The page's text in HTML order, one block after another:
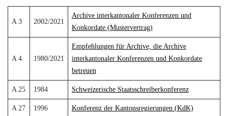
A 3 2002/2021
Archive interkantonaler Konferenzen und
Konkordate (Mustervertrag)
A 4 1980/2021
Empfehlungen für Archive, die Archive
interkantonaler Konferenzen und Konkordate
betreuen
A 25 1984 Schweizerische Staatsschreiberkonferenz
A 27 1996 Konferenz der Kantonsregierungen (KdK)